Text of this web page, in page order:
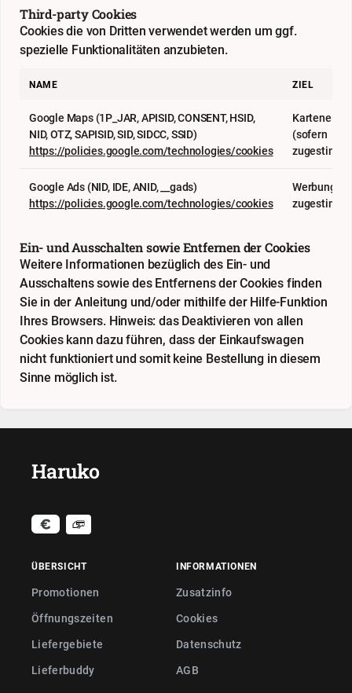
Third-party Cookies
Cookies die von Dritten verwendet werden um ggf.
spezielle Funktionalitäten anzubieten.
NAME ZIEL
Google Maps (1P_JAR, APISID, CONSENT, HSID,
NID, OTZ, SAPISID, SID, SIDCC, SSID)
https://policies.google.com/technologies/cookies
(sofern
Google Ads (NID, IDE, ANID, __gads)
https://policies.google.com/technologies/cookies
Werbung
Ein- und Ausschalten sowie Entfernen der Cookies
Weitere Informationen bezüglich des Ein- und
Ausschaltens sowie des Entfernens der Cookies finden
Sie in der Anleitung und/oder mithilfe der Hilfe-Funktion
Ihres Browsers. Hinweis: das Deaktivieren von allen
Cookies kann dazu führen, dass der Einkaufswagen
nicht funktioniert und somit keine Bestellung in diesem
Sinne möglich ist.
Haruko
ÜBERSICHT
Promotionen
Öffnungszeiten
Liefergebiete
Lieferbuddy
INFORMATIONEN
Zusatzinfo
Cookies
Datenschutz
AGB